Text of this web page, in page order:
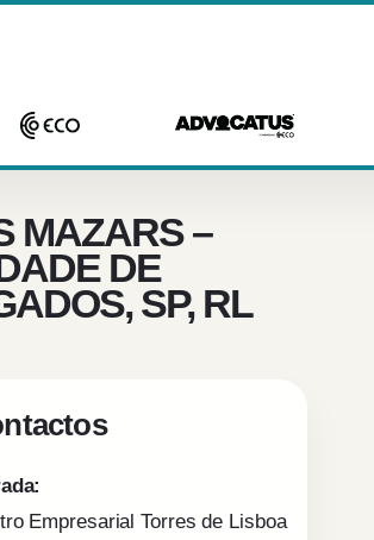
MAZARS –
DE
SP, RL
Empresarial Torres de Lisboa